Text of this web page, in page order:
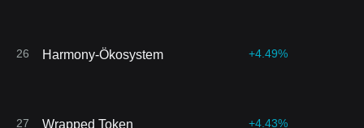
26 Harmony-Ökosystem +4.49%
27 Wrapped Token +4.43%